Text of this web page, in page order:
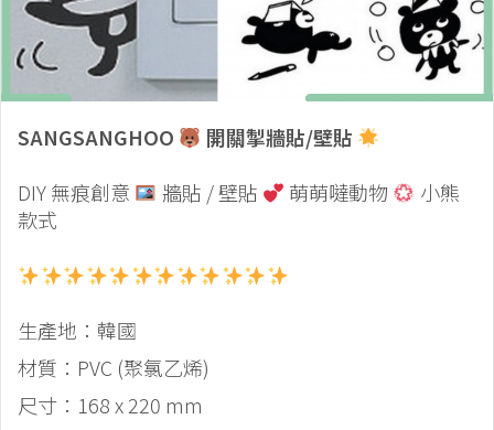
SANGSANGHOO
開關掣牆貼/壁貼
DIY 無痕創意
牆貼 / 壁貼 萌萌噠動物
小熊
款式
生產地：韓國
材質：PVC (聚氯乙烯)
尺寸：168 x 220 mm